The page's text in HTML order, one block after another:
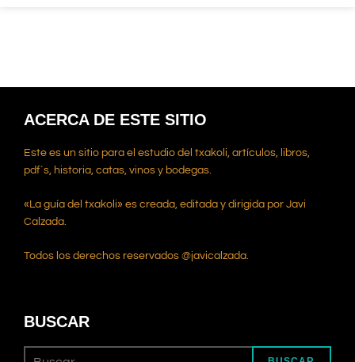
ACERCA DE ESTE SITIO
Este es un sitio para el estudio del txakoli, artículos, libros,
pdf`s, historia, catas, vinos y bodegas.
«La guía del txakoli» es creada, editada y dirigida por Javi
Calzada.
Todos los derechos reservados @javicalzada.
BUSCAR